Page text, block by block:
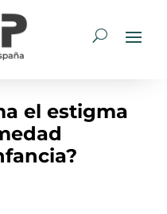
el estigma